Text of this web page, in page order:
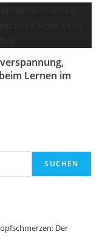
Lernen im
SUCHEN
Der